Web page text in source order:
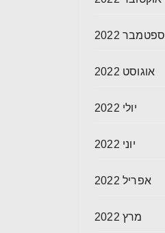
ספטמבר 2022
אוגוסט 2022
יולי 2022
יוני 2022
אפריל 2022
מרץ 2022